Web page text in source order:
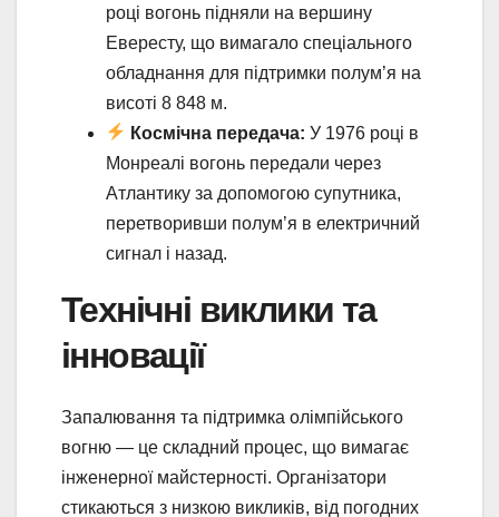
році вогонь підняли на вершину
Евересту, що вимагало спеціального
обладнання для підтримки полум’я на
висоті 8 848 м.
Космічна передача: У 1976 році в
Монреалі вогонь передали через
Атлантику за допомогою супутника,
перетворивши полум’я в електричний
сигнал і назад.
Технічні виклики та
інновації
Запалювання та підтримка олімпійського
вогню — це складний процес, що вимагає
інженерної майстерності. Організатори
стикаються з низкою викликів, від погодних